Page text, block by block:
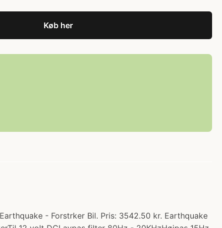
Køb her
- Forstrker Bil. Pris: 3542.50 kr. Earthquake